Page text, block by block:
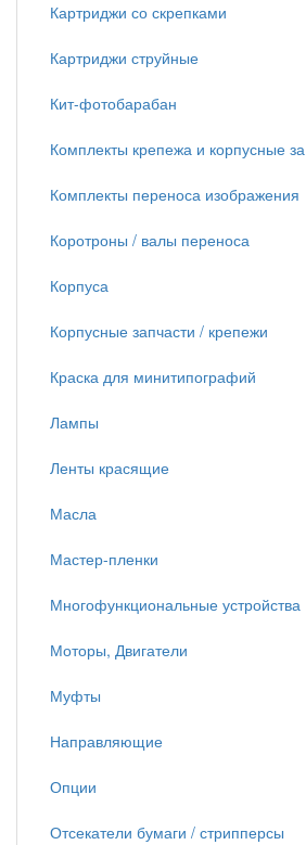
Картриджи со скрепками
Картриджи струйные
Кит-фотобарабан
Комплекты крепежа и корпусные за
Комплекты переноса изображения
Коротроны / валы переноса
Корпуса
Корпусные запчасти / крепежи
Краска для минитипографий
Лампы
Ленты красящие
Масла
Мастер-пленки
Многофункциональные устройства
Моторы, Двигатели
Муфты
Направляющие
Опции
Отсекатели бумаги / стрипперсы